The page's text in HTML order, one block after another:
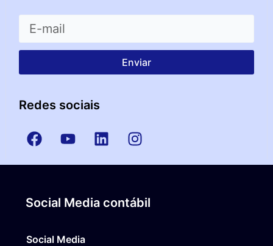
Enviar
Redes sociais
Social Media contábil
Social Media